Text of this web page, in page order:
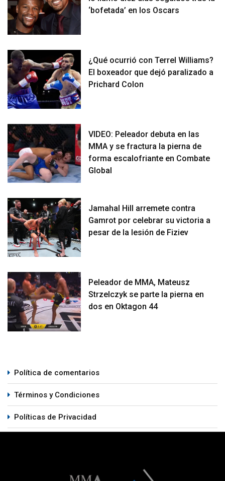
‘bofetada’ en los Oscars
¿Qué ocurrió con Terrel Williams?
El boxeador que dejó paralizado a
Prichard Colon
VIDEO: Peleador debuta en las
MMA y se fractura la pierna de
forma escalofriante en Combate
Global
Jamahal Hill arremete contra
Gamrot por celebrar su victoria a
pesar de la lesión de Fiziev
Peleador de MMA, Mateusz
Strzelczyk se parte la pierna en
dos en Oktagon 44
Política de comentarios
Términos y Condiciones
Políticas de Privacidad